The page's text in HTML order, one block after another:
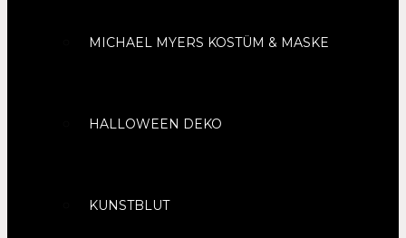
MICHAEL MYERS KOSTÜM & MASKE
HALLOWEEN DEKO
KUNSTBLUT